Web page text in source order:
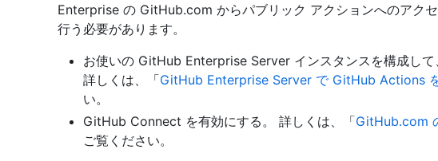
Enterprise の GitHub.com からパブリック アクションへのアク
行う必要があります。
お使いの GitHub Enterprise Server インスタンスを構成し
詳しくは、「GitHub Enterprise Server で GitHub Actions
い。
GitHub Connect を有効にする。 詳しくは、「GitHub.com
ご覧ください。